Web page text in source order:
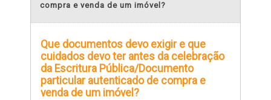
compra e venda de um imóvel?
Que documentos devo exigir e que
cuidados devo ter antes da celebração
da Escritura Pública/Documento
particular autenticado de compra e
venda de um imóvel?